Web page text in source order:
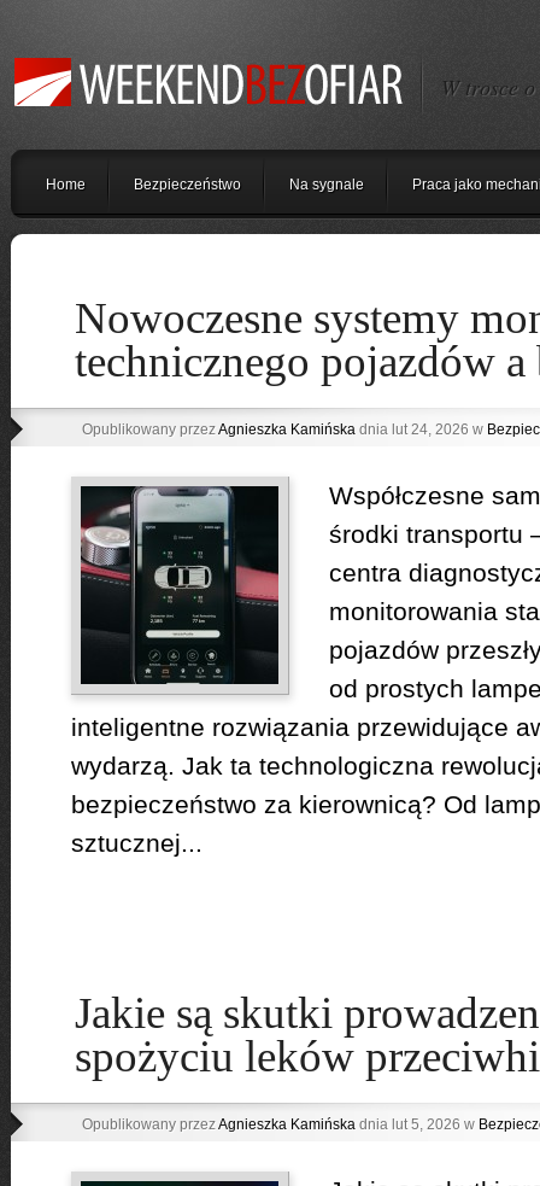
W trosce
Home Bezpieczeństwo Na sygnale Praca jako
Nowoczesne systemy
technicznego pojazdów a
Opublikowany przezAgnieszka Kamińskadnia lut 24, 2026 w
Współczesne
środki transportu
centra
monitorowania
pojazdów
od prostych
inteligentne rozwiązania przewidujące
wydarzą. Jak ta technologiczna
bezpieczeństwo za kierownicą? Od
sztucznej...
Jakie są skutki
spożyciu leków
Opublikowany przezAgnieszka Kamińskadnia lut 5, 2026 w